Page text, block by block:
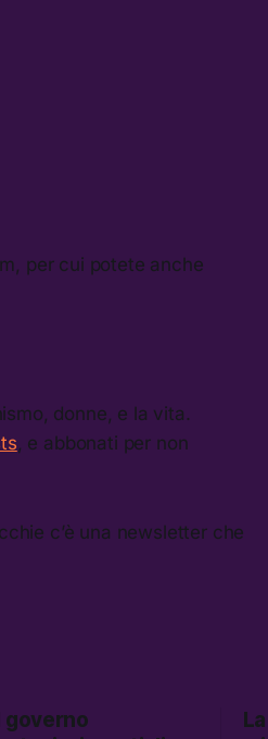
per cui potete anche
donne, e la vita.
, e abbonati per non
c’è una newsletter che
governo